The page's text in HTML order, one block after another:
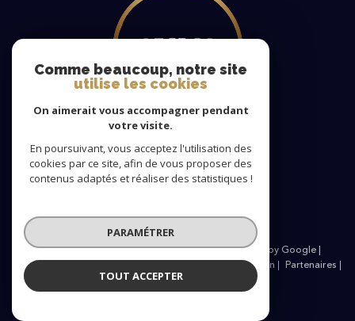
Nous
adhérons
© 2026 | Tous droits réservés | Traduction powered by Google |
Nos honoraires
Admin
Partenaires
Politique RGPD
Comme beaucoup, notre site
utilise les cookies
On aimerait vous accompagner pendant
votre visite.
En poursuivant, vous acceptez l'utilisation des
cookies par ce site, afin de vous proposer des
contenus adaptés et réaliser des statistiques !
PARAMÉTRER
TOUT ACCEPTER